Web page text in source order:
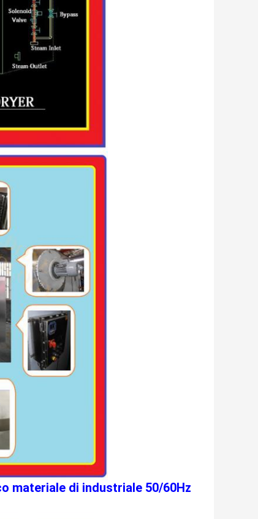
materiale di industriale 50/60Hz